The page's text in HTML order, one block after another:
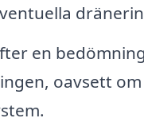
en
oavsett